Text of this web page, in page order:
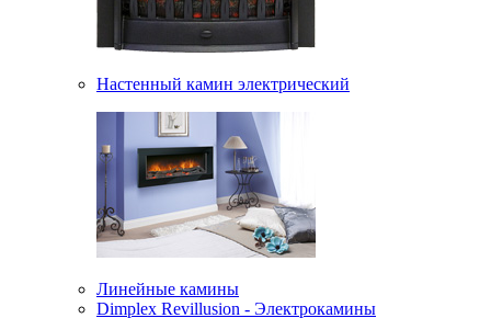
Настенный камин электрический
Линейные камины
Dimplex Revillusion - Электрокамины